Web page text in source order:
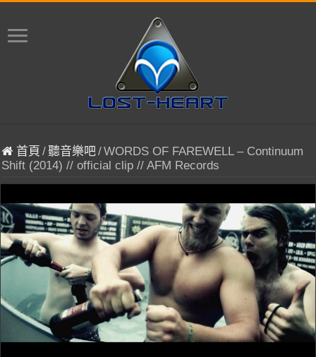
首頁 /聽音樂吧/WORDS OF FAREWELL – Continuum
Shift (2014) // official clip // AFM Records